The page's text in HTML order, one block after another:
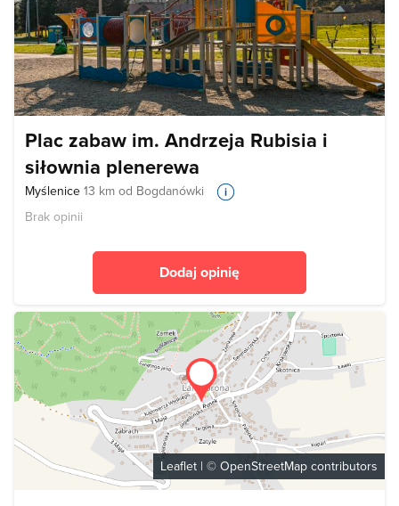
Plac zabaw im. Andrzeja Rubisia i
siłownia plenerewa
Myślenice 13 km od Bogdanówki
Brak opinii
Dodaj opinię
Leaflet | © OpenStreetMap contributors